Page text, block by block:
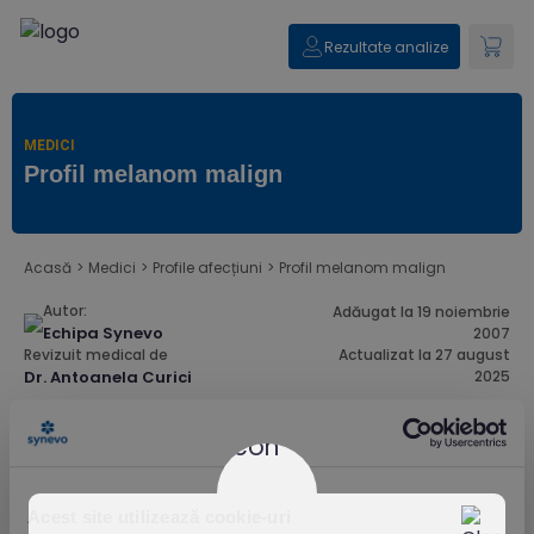
Rezultate analize
MEDICI
Profil melanom malign
Acasă > Medici > Profile afecțiuni > Profil melanom malign
Autor:
Echipa Synevo
Revizuit medical de
Dr. Antoanela Curici
Adăugat la 19 noiembrie
2007
Actualizat la 27 august
2025
Test (marker tumoral) disponibil în laboratorul Synevo: